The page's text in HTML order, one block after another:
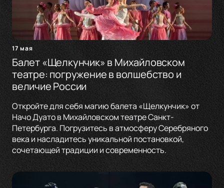
17 мая
Балет «Щелкунчик» в Михайловском
театре: погружение в волшебство и
величие России
Откройте для себя магию балета «Щелкунчик» от
Начо Дуато в Михайловском театре Санкт-
Петербурга. Погрузитесь в атмосферу Серебряного
века и насладитесь уникальной постановкой,
сочетающей традиции и современность.